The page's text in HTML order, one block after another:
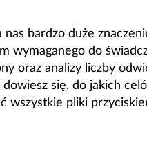
bardzo duże
do
oraz analizy liczby
się, do jakich
pliki